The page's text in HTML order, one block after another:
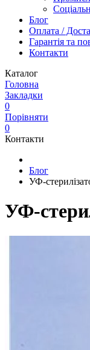
Блог
Оплата /
Гарантія та
Контакти
Каталог
Головна
Закладки
0
Порівняти
0
Контакти
Блог
УФ-
УФ-